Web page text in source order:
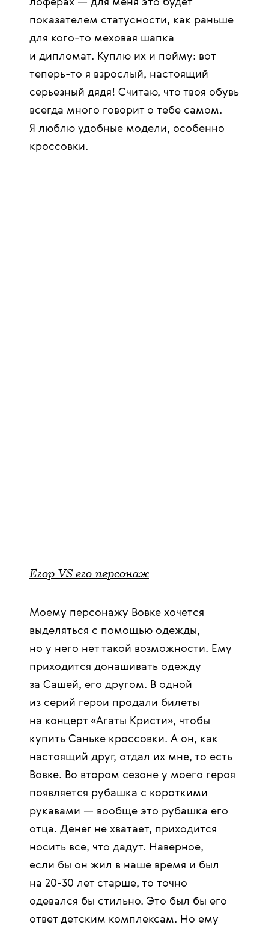
лоферах — для меня это будет
показателем статусности, как раньше
для кого-то меховая шапка
и дипломат. Куплю их и пойму: вот
теперь-то я взрослый, настоящий
серьезный дядя! Считаю, что твоя обувь
всегда много говорит о тебе самом.
Я люблю удобные модели, особенно
кроссовки.
Егор VS его персонаж
Моему персонажу Вовке хочется
выделяться с помощью одежды,
но у него нет такой возможности. Ему
приходится донашивать одежду
за Сашей, его другом. В одной
из серий герои продали билеты
на концерт «Агаты Кристи», чтобы
купить Саньке кроссовки. А он, как
настоящий друг, отдал их мне, то есть
Вовке. Во втором сезоне у моего героя
появляется рубашка с короткими
рукавами — вообще это рубашка его
отца. Денег не хватает, приходится
носить все, что дадут. Наверное,
если бы он жил в наше время и был
на 20-30 лет старше, то точно
одевался бы стильно. Это был бы его
ответ детским комплексам. Но ему